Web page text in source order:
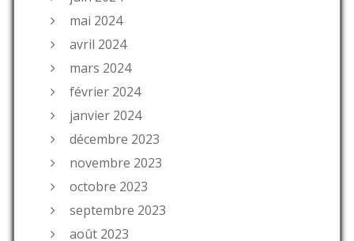
mai 2024
avril 2024
mars 2024
février 2024
janvier 2024
décembre 2023
novembre 2023
octobre 2023
septembre 2023
août 2023